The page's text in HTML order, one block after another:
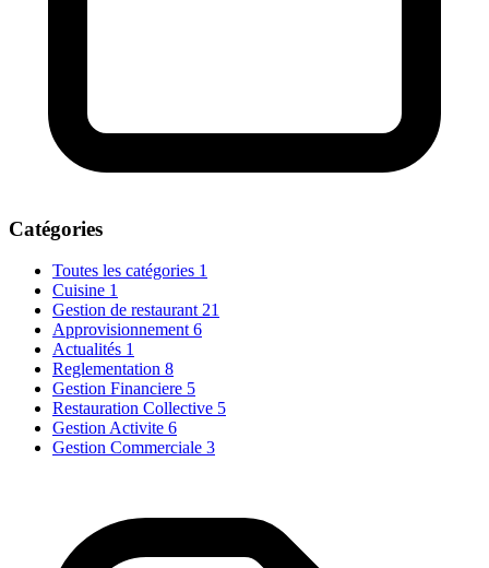
Catégories
Toutes les catégories 1
Cuisine 1
Gestion de restaurant 21
Approvisionnement 6
Actualités 1
Reglementation 8
Gestion Financiere 5
Restauration Collective 5
Gestion Activite 6
Gestion Commerciale 3